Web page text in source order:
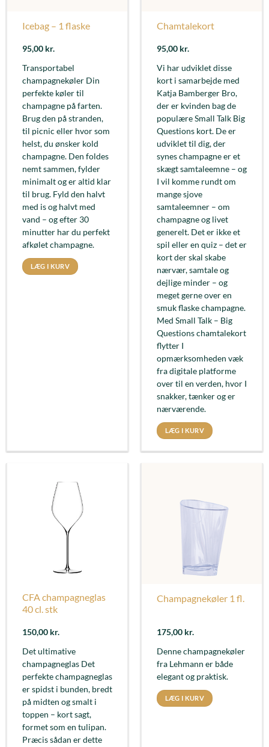
Icebag – 1 flaske
95,00 kr.
Transportabel
champagnekøler Din
perfekte køler til
champagne på farten.
Brug den på stranden,
til picnic eller hvor som
helst, du ønsker kold
champagne. Den foldes
nemt sammen, fylder
minimalt og er altid klar
til brug. Fyld den halvt
med is og halvt med
vand – og efter 30
minutter har du perfekt
afkølet champagne.
LÆG I KURV
Chamtalekort
95,00 kr.
Vi har udviklet disse
kort i samarbejde med
Katja Bamberger Bro,
der er kvinden bag de
populære Small Talk Big
Questions kort. De er
udviklet til dig, der
synes champagne er et
skægt samtaleemne – og
I vil komme rundt om
mange sjove
samtaleemner – om
champagne og livet
generelt. Det er ikke et
spil eller en quiz – det er
kort der skal skabe
nærvær, samtale og
dejlige minder – og
meget gerne over en
smuk flaske champagne.
Med Small Talk – Big
Questions chamtalekort
flytter I
opmærksomheden væk
fra digitale platforme
over til en verden, hvor I
snakker, tænker og er
nærværende.
LÆG I KURV
CFA champagneglas
40 cl. stk
150,00 kr.
Det ultimative
champagneglas Det
perfekte champagneglas
er spidst i bunden, bredt
på midten og smalt i
toppen – kort sagt,
formet som en tulipan.
Præcis sådan er dette
Champagnekøler 1 fl.
175,00 kr.
Denne champagnekøler
fra Lehmann er både
elegant og praktisk.
LÆG I KURV